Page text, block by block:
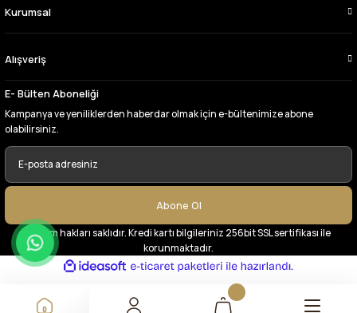
Çok memnun kaldım,teşekkürler
A... Y... | 13/06/2026
Deneyimini Paylaş
Kurumsal
Alışveriş
E- Bülten Aboneliği
Kampanya ve yeniliklerden haberdar olmak için e-bültenimize abone
olabilirsiniz.
Abone Ol
© Tüm hakları saklıdır. Kredi kartı bilgileriniz 256bit SSL sertifikası ile
korunmaktadır.
ideasoft
e-
paketleri